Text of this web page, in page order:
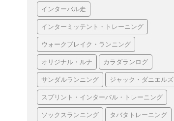
インターバル走
インターミッテント・トレーニング
ウォークブレイク・ランニング
オリジナル・ルナ カラダランログ
サンダルランニング ジャック・ダニエルズ
スプリント・インターバル・トレーニング
ソックスランニング タバタトレーニング